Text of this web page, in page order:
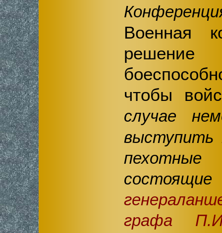
Военная
чтобы
случае
выступить
графа